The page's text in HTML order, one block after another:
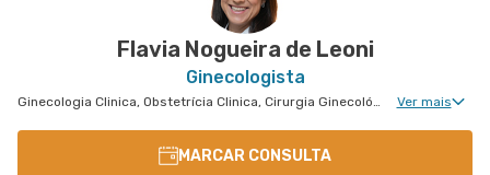
Flavia Nogueira de Leoni
Ginecologista
Ginecologia Clinica, Obstetrícia Clinica, Cirurgia Ginecológica, Núcleo de Endometriose Ver mais
MARCAR CONSULTA